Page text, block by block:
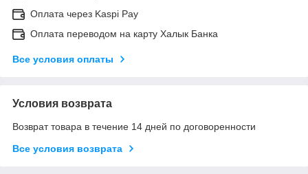
Оплата через Kaspi Pay
Оплата переводом на карту Халык Банка
Все условия оплаты
Условия возврата
Возврат товара в течение 14 дней по договоренности
Все условия возврата